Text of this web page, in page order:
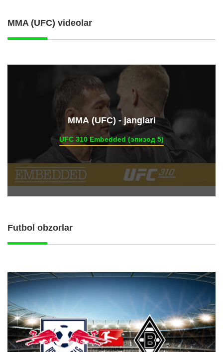
MMA (UFC) videolar
ММА (UFC) - janglari
UFC 310 Embedded (эпизод 5)
Futbol obzorlar